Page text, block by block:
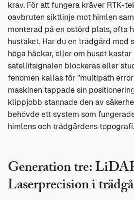
krav. För att fungera kräver RTK-
oavbruten siktlinje mot himlen
monterad på en ostörd plats, ofta
hustaket. Har du en trädgård med
höga häckar, eller om huset
satellitsignalen blockeras eller
fenomen kallas för ”multipath
maskinen tappade sin
klippjobb stannade den av
behövde ett system som
himlens och trädgårdens topografi.
Generation tre:
Laserprecision i